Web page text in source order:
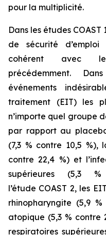
pour la multiplicité.
Dans les études COAST
de sécurité
cohérent avec
précédemment.
événements
traitement (EIT) les
n’importe quel groupe
par rapport au
(7,3 % contre 10,5 %),
contre 22,4 %) et
supérieures (5,3
l’étude COAST 2, les
rhinopharyngite (5,9
atopique (5,3 % contre
respiratoires